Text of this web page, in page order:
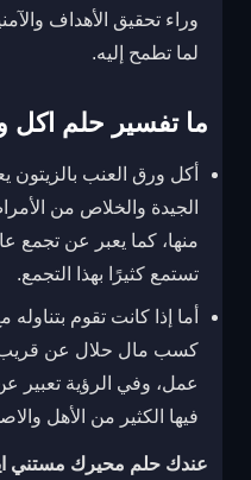
وراء تحقيق الأهداف
لما تطمح إليه.
ما تفسير حلم اكل
أكل ورق العنب بالزيتون
الجيدة والخلاص من
منها، كما يعبر عن
تستمع كثيرًا بهذا التجمع.
أما إذا كانت تقوم
كسب مال حلال عن قريب
عمل، وفي الرؤية تعبير
فيها الكثير من الأهل
عندك حلم محيرك مستني